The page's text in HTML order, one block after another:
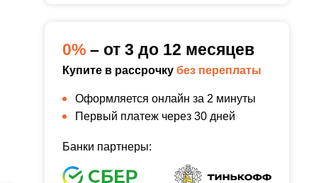
0% – от 3 до 12 месяцев
Купите в рассрочку без переплаты
Оформляется онлайн за 2 минуты
Первый платеж через 30 дней
Банки партнеры: